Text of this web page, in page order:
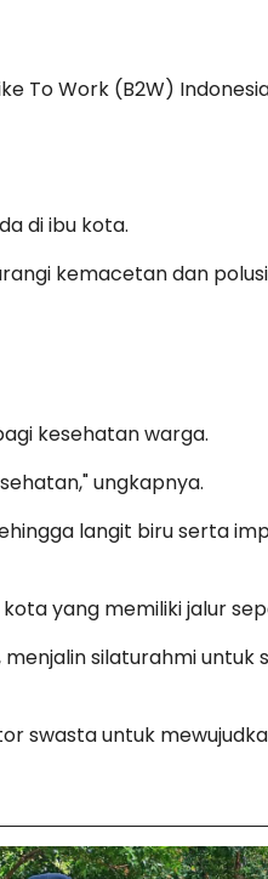
To Work (B2W)
di ibu kota.
kemacetan dan
kesehatan warga.
ungkapnya.
langit biru serta
yang memiliki jalur
silaturahmi untuk
swasta untuk